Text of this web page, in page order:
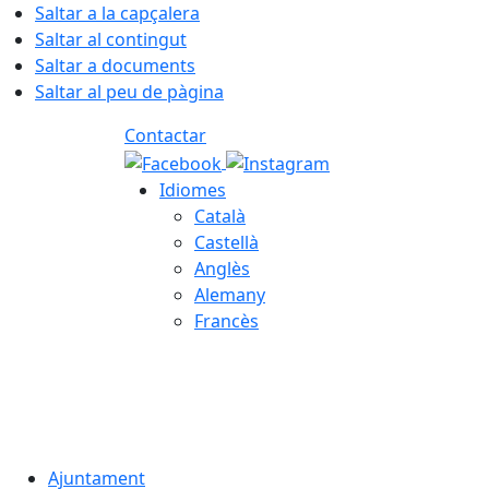
Saltar a la capçalera
Saltar al contingut
Saltar a documents
Saltar al peu de pàgina
Contactar
Idiomes
Català
Castellà
Anglès
Alemany
Francès
Ajuntament